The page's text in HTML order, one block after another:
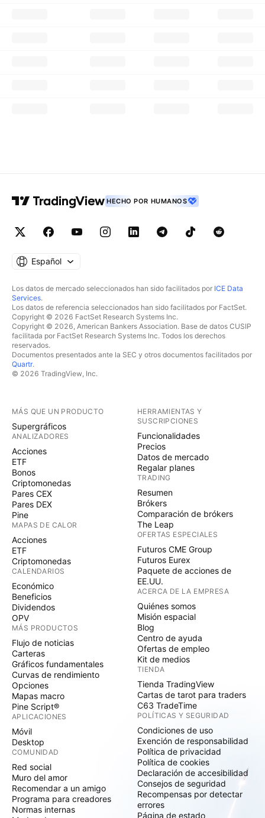
HECHO POR HUMANOS
Español
Los datos de mercado seleccionados han sido facilitados por ICE Data
Services.
Los datos de referencia seleccionados han sido facilitados por FactSet.
Copyright © 2026 FactSet Research Systems Inc.
Copyright © 2026, American Bankers Association. Base de datos CUSIP
facilitada por FactSet Research Systems Inc. Todos los derechos
reservados.
Documentos presentados ante la SEC y otros documentos facilitados por
Quartr.
© 2026 TradingView, Inc.
MÁS QUE UN PRODUCTO
Supergráficos
ANALIZADORES
Acciones
ETF
Bonos
Criptomonedas
Pares CEX
Pares DEX
Pine
MAPAS DE CALOR
Acciones
ETF
Criptomonedas
CALENDARIOS
Económico
Beneficios
Dividendos
OPV
MÁS PRODUCTOS
Flujo de noticias
Carteras
Gráficos fundamentales
Curvas de rendimiento
Opciones
Mapas macro
Pine Script®
APLICACIONES
Móvil
Desktop
COMUNIDAD
Red social
Muro del amor
Recomendar a un amigo
Programa para creadores
Normas internas
HERRAMIENTAS Y
SUSCRIPCIONES
Funcionalidades
Precios
Datos de mercado
Regalar planes
TRADING
Resumen
Brókers
Comparación de brókers
The Leap
OFERTAS ESPECIALES
Futuros CME Group
Futuros Eurex
Paquete de acciones de
EE.UU.
ACERCA DE LA EMPRESA
Quiénes somos
Misión espacial
Blog
Centro de ayuda
Ofertas de empleo
Kit de medios
TIENDA
Tienda TradingView
Cartas de tarot para traders
C63 TradeTime
POLÍTICAS Y SEGURIDAD
Condiciones de uso
Exención de responsabilidad
Política de privacidad
Política de cookies
Declaración de accesibilidad
Consejos de seguridad
Recompensas por detectar
errores
Página de estado